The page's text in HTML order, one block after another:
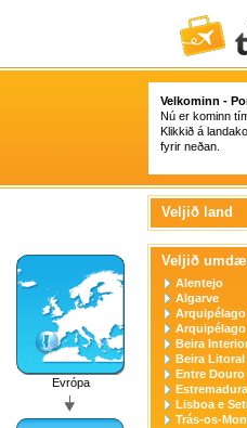
Velkominn -
Nú er kominn
Klikkið á
fyrir neðan.
Evrópa
Veljið land
Veljið
Alentejo
Algarve
Arquipélago
Beira
Beira Litoral
Entre
Lisboa e
Trás-os-